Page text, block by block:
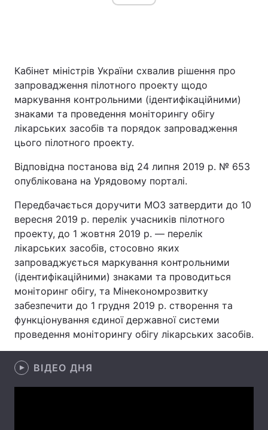
Україна Політика
Світ
Спорт Наука
Техно і зв'язок
Зброя
Здоров'я Туризм
Цікавинки Погода
Екологія Регіони
Лонгріди
Відео з Youtube
Інтерв'ю Думки
Архів
Кабінет міністрів України схвалив рішення про
запровадження пілотного проекту щодо
маркування контрольними (ідентифікаційними)
знаками та проведення моніторингу обігу
лікарських засобів та порядок запровадження
цього пілотного проекту.
Відповідна постанова від 24 липня 2019 р. № 653
опублікована на Урядовому порталі.
Передбачається доручити МОЗ затвердити до 10
вересня 2019 р. перелік учасників пілотного
проекту, до 1 жовтня 2019 р. — перелік
лікарських засобів, стосовно яких
запроваджується маркування контрольними
(ідентифікаційними) знаками та проводиться
моніторинг обігу, та Мінекономрозвитку
забезпечити до 1 грудня 2019 р. створення та
функціонування єдиної державної системи
проведення моніторингу обігу лікарських засобів.
ВІДЕО ДНЯ